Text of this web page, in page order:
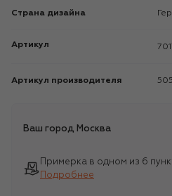
Страна дизайна
Артикул
Артикул производителя
Ваш город Москва
Примерка в одном из 6
Подробнее